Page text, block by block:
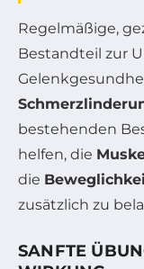
Regelmäßige,
Bestandteil zur
bestehenden
helfen, die
die
zusätzlich zu
SANFTE